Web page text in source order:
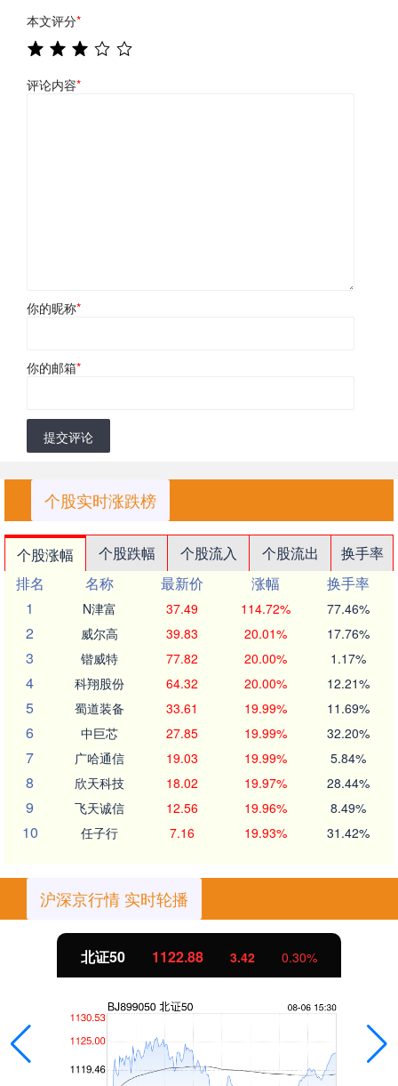
本文评分*
评论内容*
你的昵称*
你的邮箱*
提交评论
个股实时涨跌榜
个股涨幅 个股跌幅 个股流入 个股流出
换手率
排名
名称 最新价 涨幅
换手率
1
N津富 37.49 114.72% 77.46%
2 威尔高 39.83 20.01% 17.76%
3 锴威特 77.82 20.00% 1.17%
4 科翔股份 64.32 20.00% 12.21%
5 蜀道装备 33.61 19.99% 11.69%
6 中巨芯 27.85 19.99% 32.20%
7 广哈通信 19.03 19.99% 5.84%
8 欣天科技 18.02 19.97% 28.44%
9 飞天诚信 12.56 19.96% 8.49%
10 任子行 7.16 19.93% 31.42%
沪深京行情 实时轮播
北证50 1122.88 3.42 0.30%